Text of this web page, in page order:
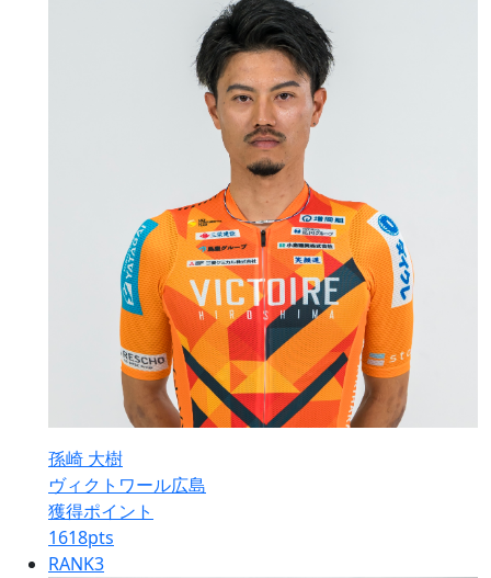
孫崎 大樹
ヴィクトワール広島
獲得ポイント
1618pts
RANK3